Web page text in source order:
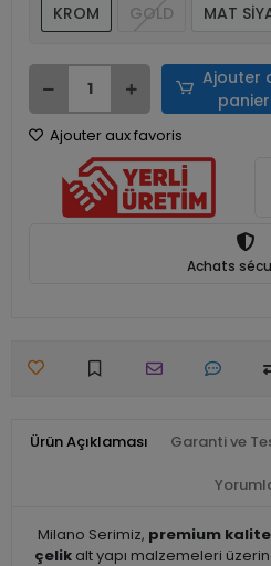
KROM
GOLD MAT
Ajouter
panier
Ajouter aux favoris
Achats
Ürün Açıklaması Garanti ve
Milano Serimiz, premium
çelik alt yapı malzemeleri